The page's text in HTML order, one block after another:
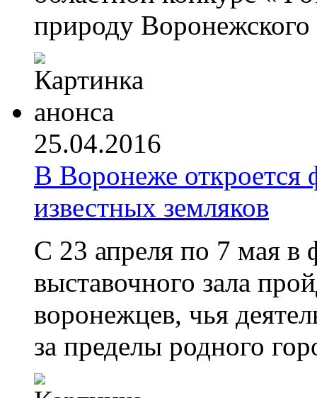
природу Воронежского
25.04.2016
В Воронеже откроется
известных земляков
С 23 апреля по 7 мая в
выставочного зала
воронежцев, чья
за пределы родного